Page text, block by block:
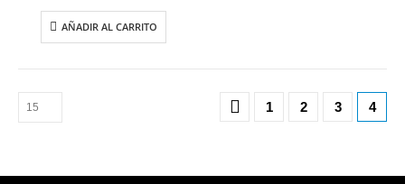
AÑADIR AL CARRITO
1 2 3 4